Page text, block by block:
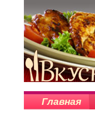
Главная